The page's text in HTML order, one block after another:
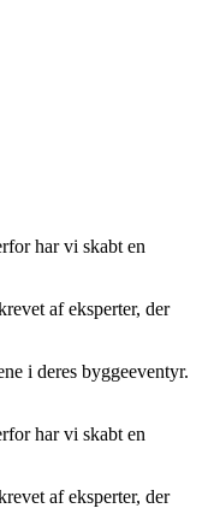
har vi skabt en
af eksperter, der
i deres byggeeventyr.
har vi skabt en
af eksperter, der